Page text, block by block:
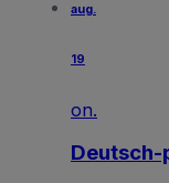
aug.
19
on.
Deutsch-